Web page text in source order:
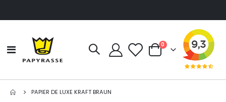
Navigation
umschalten
Cart
0Artikel
PAPIER DE LUXE KRAFT BRAUN